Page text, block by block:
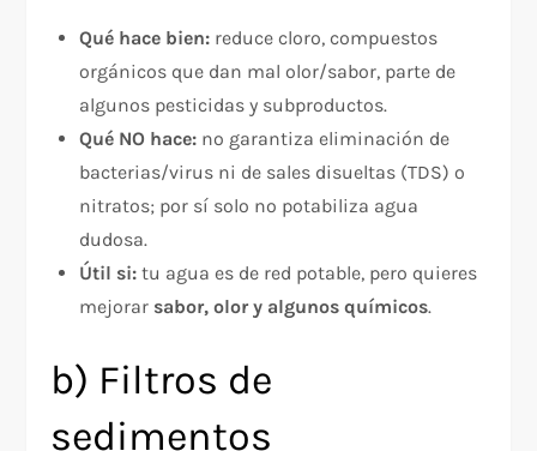
Qué hace bien: reduce cloro, compuestos
orgánicos que dan mal olor/sabor, parte de
algunos pesticidas y subproductos.​
Qué NO hace: no garantiza eliminación de
bacterias/virus ni de sales disueltas (TDS) o
nitratos; por sí solo no potabiliza agua
dudosa.​
Útil si: tu agua es de red potable, pero quieres
mejorar sabor, olor y algunos químicos.
b) Filtros de
sedimentos